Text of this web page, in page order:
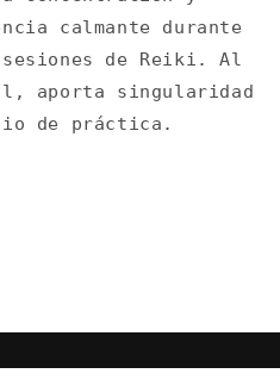
calmante durante
de Reiki. Al
aporta singularidad
de práctica.